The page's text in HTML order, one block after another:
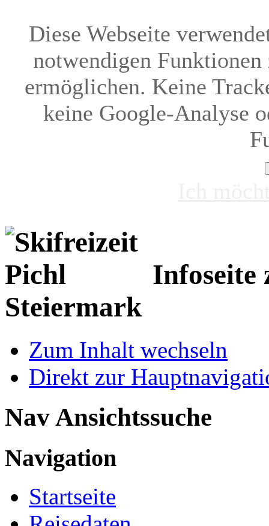
Diese Webseite
notwendigen
ermöglichen. Keine
keine Google-Analyse
Infoseite
Steiermark
Zum Inhalt wechseln
Direkt zur
Nav Ansichtssuche
Navigation
Startseite